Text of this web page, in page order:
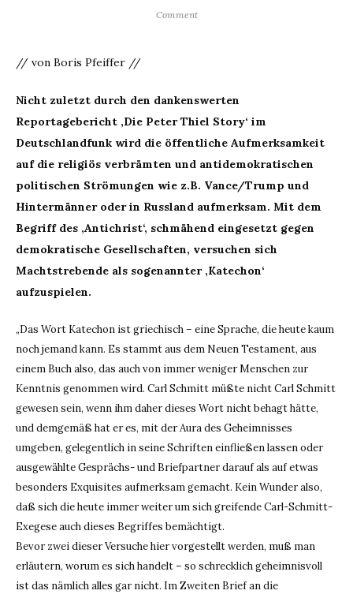
Commenton
// von Boris Pfeiffer //
Nicht zuletzt durch den dankenswerten
Reportagebericht ‚Die Peter Thiel Story‘ im
Deutschlandfunk wird die öffentliche Aufmerksamkeit
auf die religiös verbrämten und antidemokratischen
politischen Strömungen wie z.B. Vance/Trump und
Hintermänner oder in Russland aufmerksam. Mit dem
Begriff des ‚Antichrist‘, schmähend eingesetzt gegen
demokratische Gesellschaften, versuchen sich
Machtstrebende als sogenannter ‚Katechon‘
aufzuspielen.
„Das Wort Katechon ist griechisch – eine Sprache, die heute kaum
noch jemand kann. Es stammt aus dem Neuen Testament, aus
einem Buch also, das auch von immer weniger Menschen zur
Kenntnis genommen wird. Carl Schmitt müßte nicht Carl Schmitt
gewesen sein, wenn ihm daher dieses Wort nicht behagt hätte,
und demgemäß hat er es, mit der Aura des Geheimnisses
umgeben, gelegentlich in seine Schriften einfließen lassen oder
ausgewählte Gesprächs- und Briefpartner darauf als auf etwas
besonders Exquisites aufmerksam gemacht. Kein Wunder also,
daß sich die heute immer weiter um sich greifende Carl-Schmitt-
Exegese auch dieses Begriffes bemächtigt.
Bevor zwei dieser Versuche hier vorgestellt werden, muß man
erläutern, worum es sich handelt – so schrecklich geheimnisvoll
ist das nämlich alles gar nicht. Im Zweiten Brief an die